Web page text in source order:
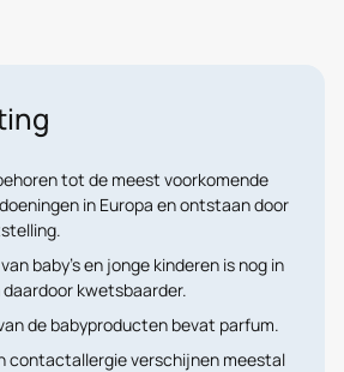
tot de meest voorkomende
in Europa en ontstaan door
baby’s en jonge kinderen is nog in
kwetsbaarder.
de babyproducten bevat parfum.
contactallergie verschijnen meestal